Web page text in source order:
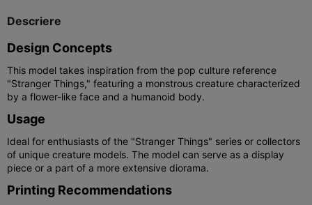
Descriere
Design Concepts
This model takes inspiration from the pop culture reference
"Stranger Things," featuring a monstrous creature characterized
by a flower-like face and a humanoid body.
Usage
Ideal for enthusiasts of the "Stranger Things" series or collectors
of unique creature models. The model can serve as a display
piece or a part of a more extensive diorama.
Printing Recommendations